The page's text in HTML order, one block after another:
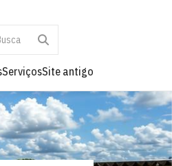
ServiçosSite antigo